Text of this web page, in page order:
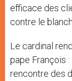
efficace des
contre le
Le cardinal
pape François :
rencontre des